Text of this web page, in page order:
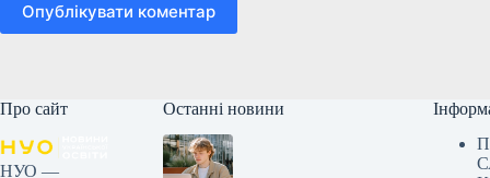
Опублікувати коментар
Про сайт
НУО —
Останні новини